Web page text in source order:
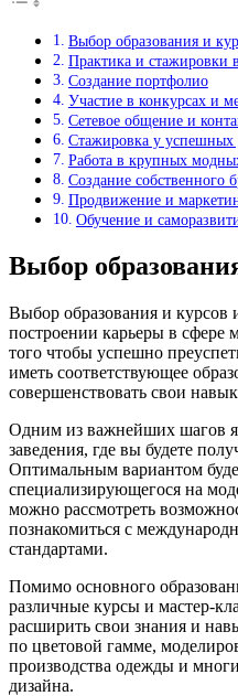
Выбор образования и
Практика и стажировки
Создание портфолио
Участие в конкурсах и
Сетевое общение и
Стажировка у успешных
Работа в крупных
Создание собственного
Продвижение и
Обучение и
Выбор
Выбор образования и курсов
построении карьеры в
того чтобы успешно
иметь соответствующее
совершенствовать свои
Одним из важнейших шагов
заведения, где вы будете
Оптимальным вариантом
специализирующегося на
можно рассмотреть
познакомиться с
стандартами.
Помимо основного
различные курсы и мастер-
расширить свои знания и
по цветовой гамме,
производства одежды и
дизайна.